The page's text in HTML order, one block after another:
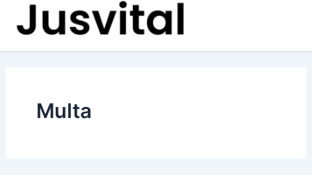
Multa